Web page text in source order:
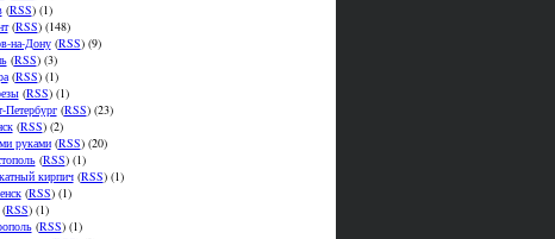
(RSS) (1)
(RSS) (148)
на-Дону(RSS) (9)
(RSS) (3)
(RSS) (1)
(RSS) (1)
Петербург(RSS) (23)
(RSS) (2)
руками(RSS) (20)
(RSS) (1)
кирпич(RSS) (1)
(RSS) (1)
RSS) (1)
(RSS) (1)